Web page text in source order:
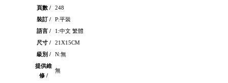
頁數 /
248
裝訂 /
P:平裝
語言 /
1:中文 繁體
尺寸 /
21X15CM
級別 /
N:無
提供維
修 /
無